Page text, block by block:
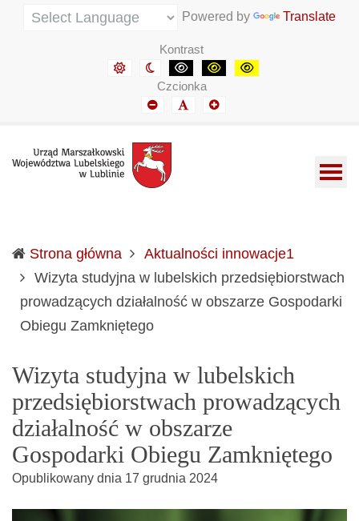
Urząd Marszałkowski Województwa Lubelskiego w
Informacje o wojewódzkich władzach samorządowych i
Powered by Translate
Kontrast
Domyślny kontrast
Kontrast nocny
Kontrast czarny-biały
Kontrast czarny-żółty
Kontrast żółto-
Czcionka
Mniejszy fontDomyślny font
Mniejszy font
Strona główna
Aktualności innowacje1
Wizyta studyjna w lubelskich przedsiębiorstwach
prowadzących działalność w obszarze Gospodarki
Obiegu Zamkniętego(current)
Wizyta studyjna w lubelskich
przedsiębiorstwach prowadzących
działalność w obszarze
Gospodarki Obiegu Zamkniętego
Opublikowany dnia 17 grudnia 2024